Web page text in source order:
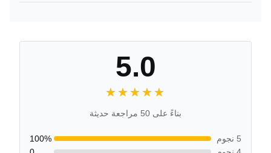
5.0
★★★★★
★★★★★
بناءً على 50 مراجعة حديثة
5 نجوم
100%